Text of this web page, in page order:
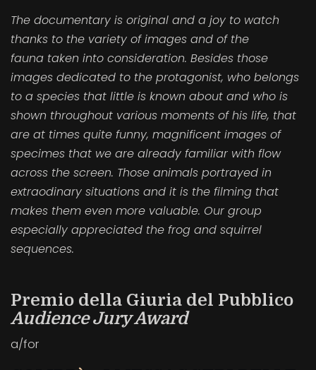
The documentary is original and a joy to watch
thanks to the variety of images and of the
fauna taken into consideration. Besides those
images dedicated to the protagonist, who belongs
to a species that little is known about and who is
shown throughout various moments of his life, that
are at times quite funny, magnificent images of
specimes that we are already familiar with flow
across the screen. Those animals portrayed in
extraodinary situations and it is the filming that
makes them even more valuable. Our group
especially appreciated the frog and squirrel
sequences.
Premio della Giuria del Pubblico
Audience Jury Award
a/for